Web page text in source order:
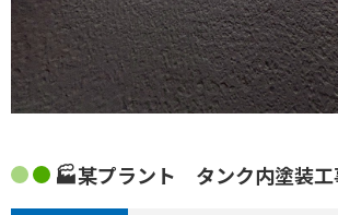
🏭某プラント タンク内塗装